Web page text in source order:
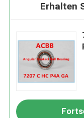
Erhalten